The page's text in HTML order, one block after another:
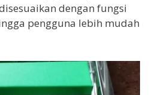
dengan fungsi
pengguna lebih mudah